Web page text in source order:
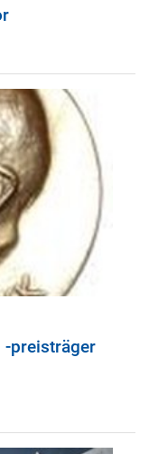
-preisträger